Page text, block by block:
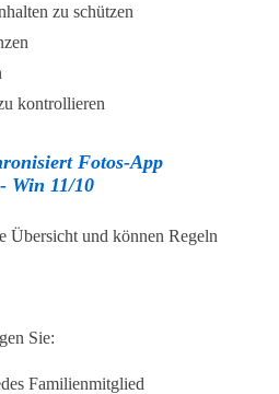
zu schützen
kontrollieren
Fotos-App
Win 11/10
Übersicht und können Regeln
Sie:
Familienmitglied